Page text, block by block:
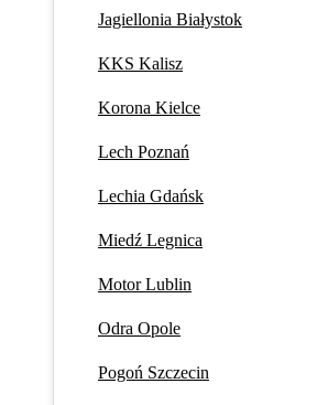
Jagiellonia Białystok
KKS Kalisz
Korona Kielce
Lech Poznań
Lechia Gdańsk
Miedź Legnica
Motor Lublin
Odra Opole
Pogoń Szczecin